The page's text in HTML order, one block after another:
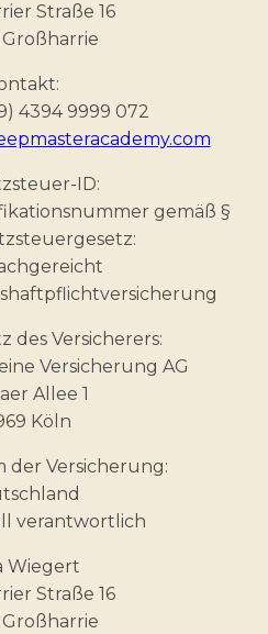
Straße 16
Großharrie
4394 9999 072
ID:
gemäß §
des Versicherers:
Versicherung AG
Allee 1
Köln
der Versicherung:
verantwortlich
Wiegert
Straße 16
Großharrie